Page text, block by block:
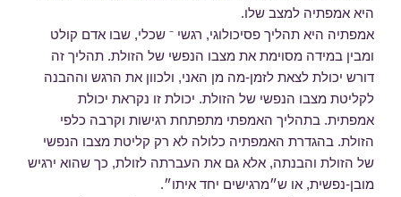
היא אמפתיה למצב שלו.
אמפתיה היא תהליך פסיכולוגי, רגשי ⁻ שכלי, שבו אדם קולט
ומבין במידה מסוימת את מצבו הנפשי של הזולת. תהליך זה
דורש יכולת לצאת לזמן-מה מן האני, ולכוון את הרגש וההבנה
לקליטת מצבו הנפשי של הזולת. יכולת זו נקראת יכולת
אמפתית. בתהליך האמפתי מתפתחת רגישות וקרבה כלפי
הזולת. בהגדרת האמפתיה כלולה לא רק קליטת מצבו הנפשי
של הזולת והבנתה, אלא גם את העברתה לזולת, כך שהוא ירגיש
מובן-נפשית, או ש״מרגישים יחד איתו״.